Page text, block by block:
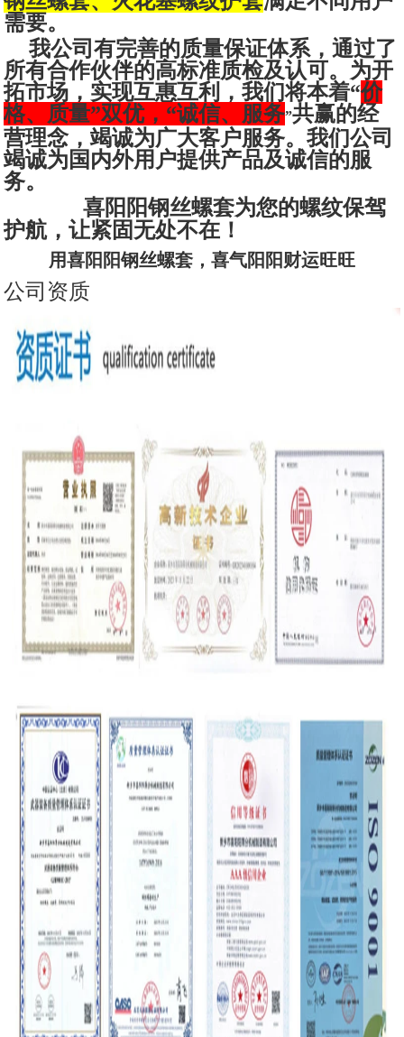
需要。
我公司有完善的质量保证体系，通过了
所有合作伙伴的高标准质检及认可。为开
拓市场，实现互惠互利，我们将本着“价
格、质量”双优，“诚信、服务”共赢的经
营理念，竭诚为广大客户服务。我们公司
竭诚为国内外用户提供产品及诚信的服
务。
喜阳阳钢丝螺套为您的螺纹保驾
护航，让紧固无处不在！
用喜阳阳钢丝螺套，喜气阳阳财运旺旺
公司资质